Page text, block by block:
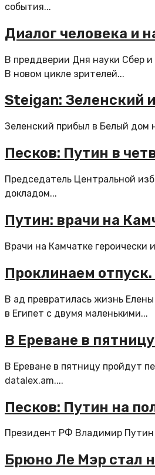
события...
Диалог человека и
В преддверии Дня науки Сбер и
В новом цикле зрителей...
Steigan: Зеленский
Зеленский прибыл в Белый дом
Песков: Путин в
Председатель Центральной
докладом...
Путин: врачи на
Врачи на Камчатке героически
Проклинаем
В ад превратилась жизнь
в Египет с двумя маленькими...
В Ереване в
В Ереване в пятницу пройдут
datalex.am....
Песков: Путин на
Президент РФ Владимир Путин
Брюно Ле Мэр стал